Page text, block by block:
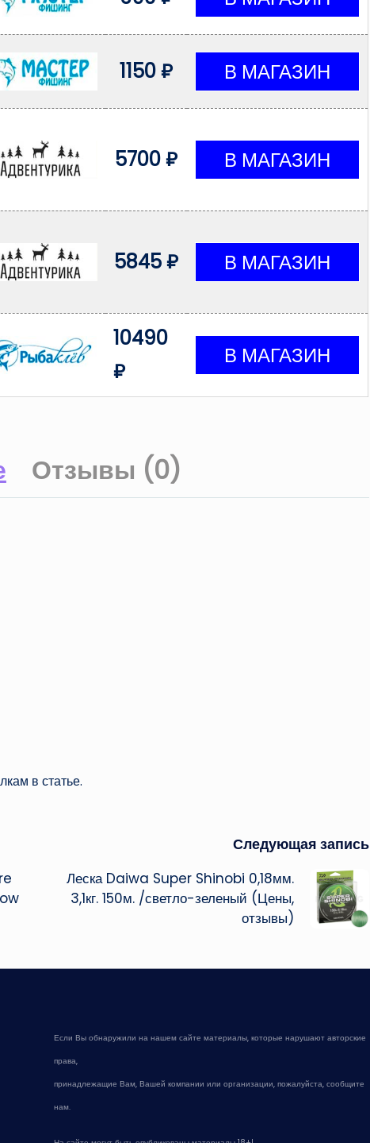
1150 ₽
5700 ₽
5845 ₽
10490
₽
Отзывы (0)
в статье.
Следующая запись
Леска Daiwa Super Shinobi 0,18мм.
3,1кг. 150м. /светло-зеленый (Цены,
отзывы)
Если Вы обнаружили на нашем сайте материалы, которые нарушают авторские
права,
принадлежащие Вам, Вашей компании или организации, пожалуйста, сообщите
нам.